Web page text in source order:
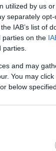
utilized by us
separately
IAB’s list of
parties on the
and may
You may
below